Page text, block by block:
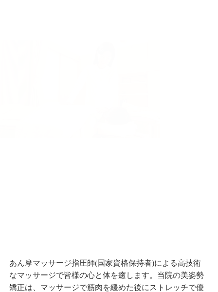
あん摩マッサージ指圧師(国家資格保持者)による高技術
なマッサージで皆様の心と体を癒します。当院の美姿勢
矯正は、マッサージで筋肉を緩めた後にストレッチで優